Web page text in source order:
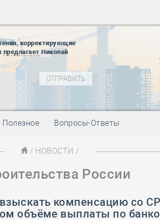
корректирующие
предлагаетНиколай
27 января
блокады
01 мая-
09 мая -
10 ноября
01 мая -
09 мая-
Полезное Вопросы-Ответы
/ НОВОСТИ /
России
компенсацию со
объёме выплаты по